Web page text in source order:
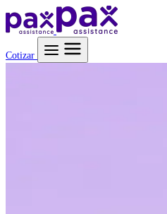
Saltar al contenido
Cotizar